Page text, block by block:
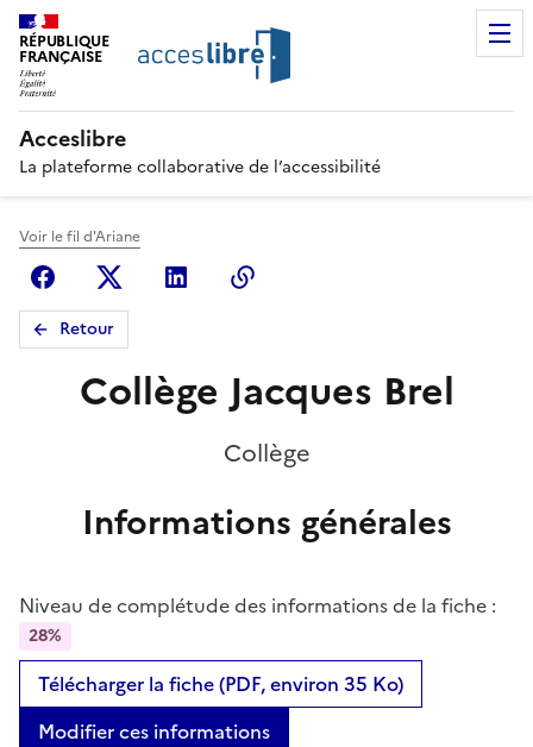
RÉPUBLIQUE
FRANÇAISE
Acceslibre
La plateforme collaborative de l’accessibilité
Voir le fil d'Ariane
FacebookX (anciennement Twitter)
Linkedin
Retour
Collège Jacques Brel
Collège
Informations générales
Niveau de complétude des informations de la fiche :
28%
Télécharger la fiche (PDF, environ 35 Ko)
Modifier ces informations